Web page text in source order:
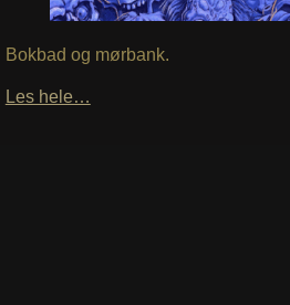
Bokbad og mørbank.
Les hele…